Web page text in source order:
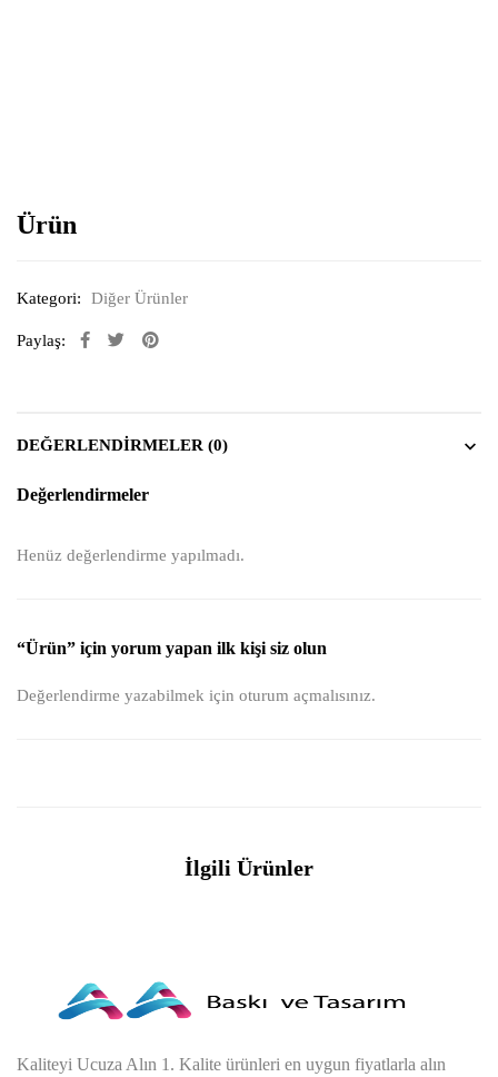
Ürün
Kategori: Diğer Ürünler
Paylaş:
DEĞERLENDIRMELER (0)
Değerlendirmeler
Henüz değerlendirme yapılmadı.
“Ürün” için yorum yapan ilk kişi siz olun
Değerlendirme yazabilmek için oturum açmalısınız.
İlgili Ürünler
Kaliteyi Ucuza Alın 1. Kalite ürünleri en uygun fiyatlarla alın